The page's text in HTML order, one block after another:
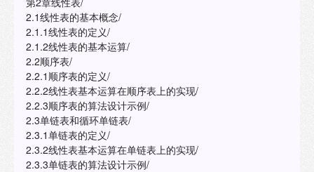
2.1线性表的基本概念/
2.1.1线性表的定义/
2.1.2线性表的基本运算/
2.2顺序表/
2.2.1顺序表的定义/
2.2.2线性表基本运算在顺序表上的实现/
2.2.3顺序表的算法设计示例/
2.3单链表和循环单链表/
2.3.1单链表的定义/
2.3.2线性表基本运算在单链表上的实现/
2.3.3单链表的算法设计示例/